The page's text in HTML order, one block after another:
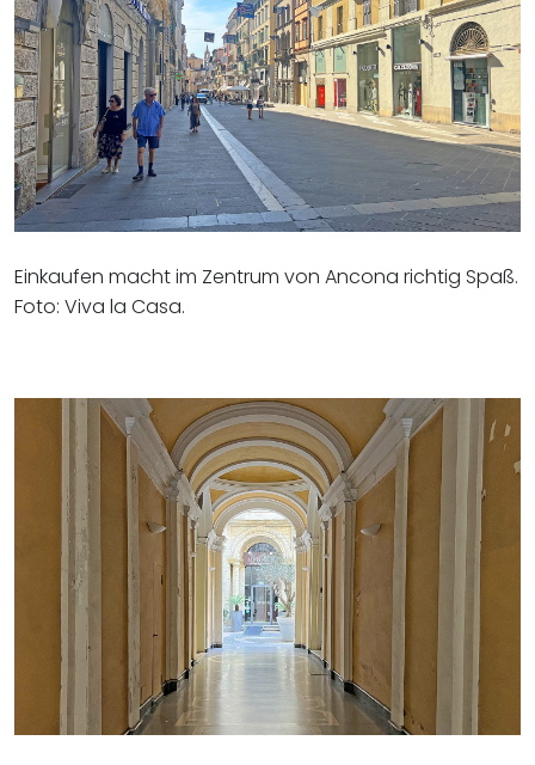
Einkaufen macht im Zentrum von Ancona richtig Spaß.
Foto: Viva la Casa.